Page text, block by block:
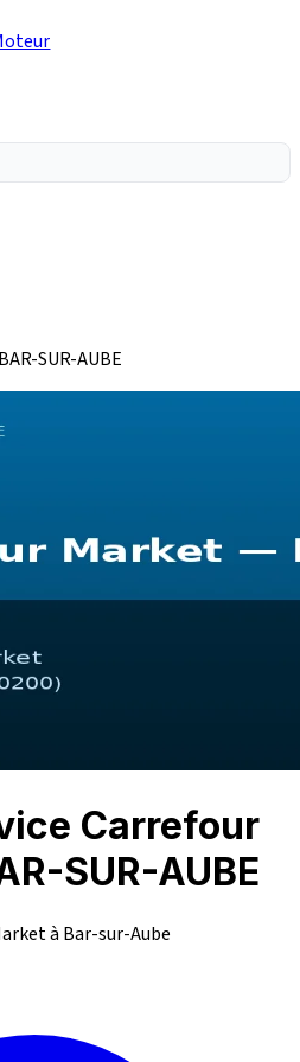
SUR-AUBE
Carrefour
SUR-AUBE
à Bar-sur-Aube